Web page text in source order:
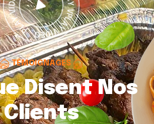
TÉMOIGNAGES
Disent Nos
Clients